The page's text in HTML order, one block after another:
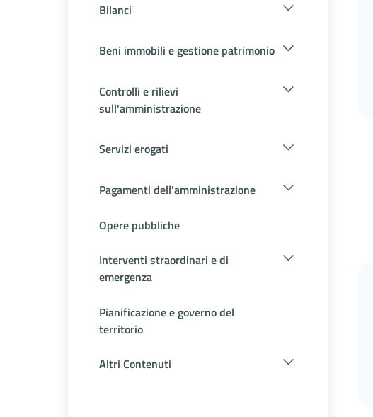
Bilanci
Beni immobili e gestione patrimonio
Controlli e rilievi
sull'amministrazione
Servizi erogati
Pagamenti dell'amministrazione
Opere pubbliche
Interventi straordinari e di
emergenza
Pianificazione e governo del
territorio
Altri Contenuti